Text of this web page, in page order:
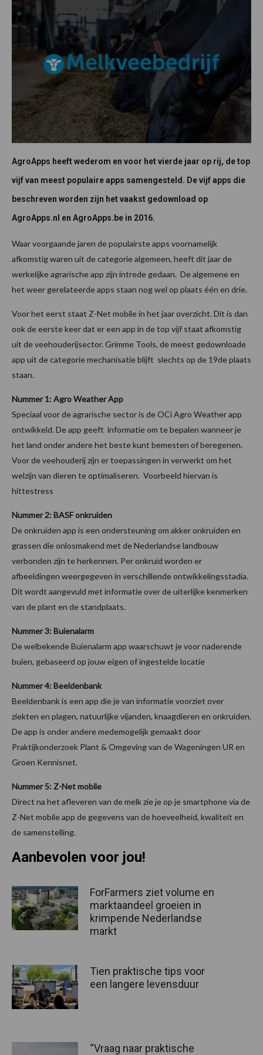
AgroApps heeft wederom en voor het vierde jaar op rij, de top
vijf van meest populaire apps samengesteld. De vijf apps die
beschreven worden zijn het vaakst gedownload op
AgroApps.nl en AgroApps.be in 2016.
Waar voorgaande jaren de populairste apps voornamelijk
afkomstig waren uit de categorie algemeen, heeft dit jaar de
werkelijke agrarische app zijn intrede gedaan. De algemene en
het weer gerelateerde apps staan nog wel op plaats één en drie.
Voor het eerst staat Z-Net mobile in het jaar overzicht. Dit is dan
ook de eerste keer dat er een app in de top vijf staat afkomstig
uit de veehouderijsector. Grimme Tools, de meest gedownloade
app uit de categorie mechanisatie blijft slechts op de 19de plaats
staan.
Nummer 1: Agro Weather App
Speciaal voor de agrarische sector is de OCi Agro Weather app
ontwikkeld. De app geeft informatie om te bepalen wanneer je
het land onder andere het beste kunt bemesten of beregenen.
Voor de veehouderij zijn er toepassingen in verwerkt om het
welzijn van dieren te optimaliseren. Voorbeeld hiervan is
hittestress
Nummer 2: BASF onkruiden
De onkruiden app is een ondersteuning om akker onkruiden en
grassen die onlosmakend met de Nederlandse landbouw
verbonden zijn te herkennen. Per onkruid worden er
afbeeldingen weergegeven in verschillende ontwikkelingsstadia.
Dit wordt aangevuld met informatie over de uiterlijke kenmerken
van de plant en de standplaats.
Nummer 3: Buienalarm
De welbekende Buienalarm app waarschuwt je voor naderende
buien, gebaseerd op jouw eigen of ingestelde locatie
Nummer 4: Beeldenbank
Beeldenbank is een app die je van informatie voorziet over
ziekten en plagen, natuurlijke vijanden, knaagdieren en onkruiden.
De app is onder andere medemogelijk gemaakt door
Praktijkonderzoek Plant & Omgeving van de Wageningen UR en
Groen Kennisnet.
Nummer 5: Z-Net mobile
Direct na het afleveren van de melk zie je op je smartphone via de
Z-Net mobile app de gegevens van de hoeveelheid, kwaliteit en
de samenstelling.
Aanbevolen voor jou!
ForFarmers ziet volume en
marktaandeel groeien in
krimpende Nederlandse
markt
Tien praktische tips voor
een langere levensduur
“Vraag naar praktische